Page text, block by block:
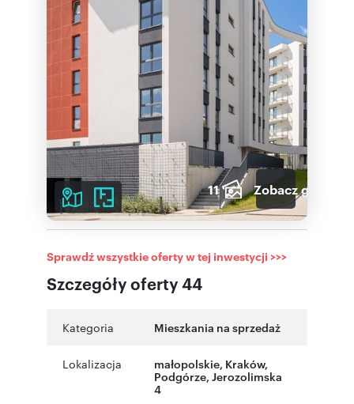
11 Zobacz galerię
Szczegóły oferty 44
Sprawdź wszystkie oferty w tej inwestycji >>>
Kategoria Mieszkania na sprzedaż
Lokalizacja małopolskie, Kraków,
Podgórze, Jerozolimska
4